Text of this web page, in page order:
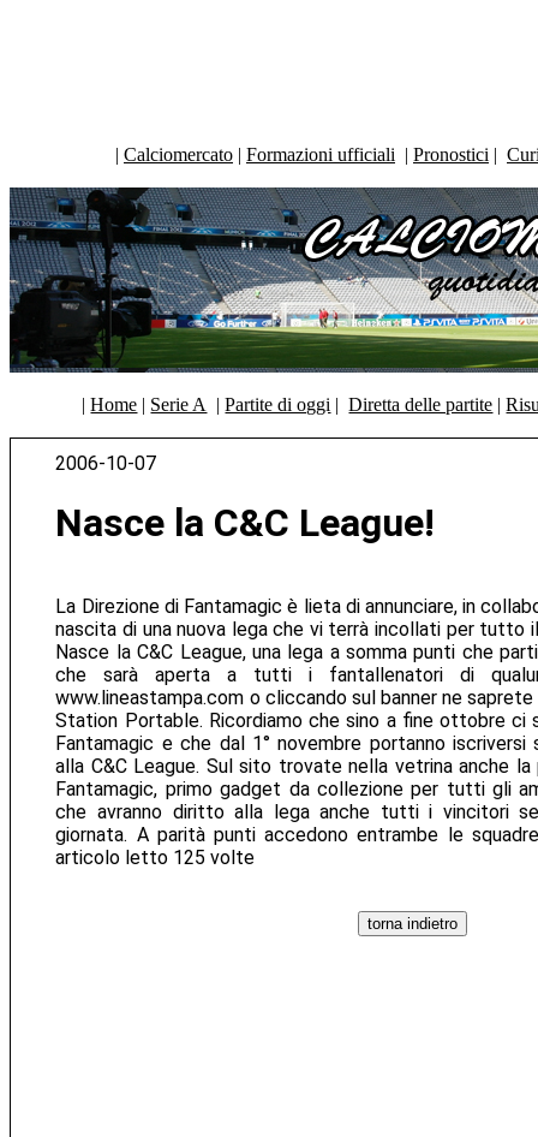
| Calciomercato | Formazioni ufficiali | Pronostici |
|Home | Serie A |Partite di oggi |Diretta delle partite |
2006-10-07
Nasce la C&C League!
La Direzione di Fantamagic è lieta di annunciare, in
nascita di una nuova lega che vi terrà incollati per tutto
Nasce la C&C League, una lega a somma punti che
che sarà aperta a tutti i fantallenatori di
www.lineastampa.com o cliccando sul banner ne saprete
Station Portable. Ricordiamo che sino a fine ottobre ci
Fantamagic e che dal 1° novembre portanno
alla C&C League. Sul sito trovate nella vetrina anche
Fantamagic, primo gadget da collezione per tutti gli
che avranno diritto alla lega anche tutti i vincitori
giornata. A parità punti accedono entrambe le
articolo letto 125 volte